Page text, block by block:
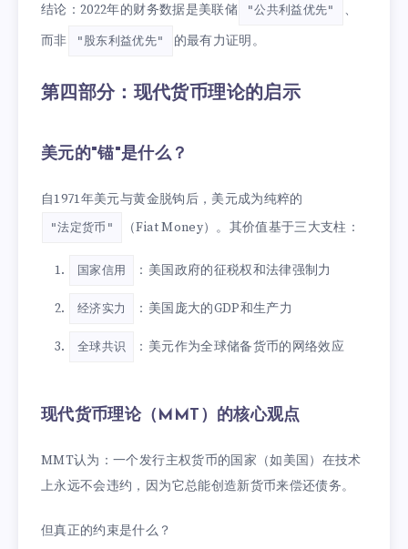
结论：2022年的财务数据是美联储 "公共利益优先"
、
而非
"股东利益优先" 的最有力证明。
第四部分：现代货币理论的启示
美元的"锚"是什么？
自1971年美元与黄金脱钩后，美元成为纯粹的
"法定货币" （Fiat Money）。其价值基于三大支柱：
国家信用 ：美国政府的征税权和法律强制力
经济实力 ：美国庞大的GDP和生产力
全球共识 ：美元作为全球储备货币的网络效应
现代货币理论（MMT）的核心观点
MMT认为：一个发行主权货币的国家（如美国）在技术
上永远不会违约，因为它总能创造新货币来偿还债务。
但真正的约束是什么？